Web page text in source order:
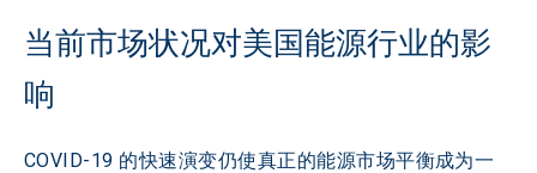
当前市场状况对美国能源行业的影
响
COVID-19 的快速演变仍使真正的能源市场平衡成为一